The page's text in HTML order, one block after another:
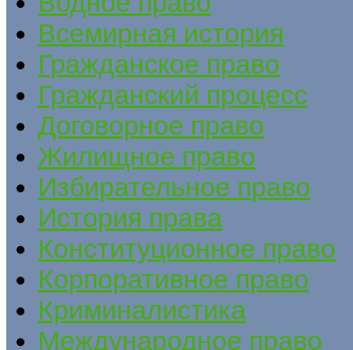
Всемирная история
Гражданское право
Гражданский процесс
Договорное право
Жилищное право
Избирательное право
История права
Конституционное право
Корпоративное право
Криминалистика
Международное право